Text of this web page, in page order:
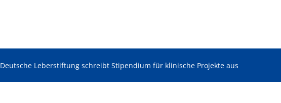
Deutsche Leberstiftung schreibt Stipendium für klinische Projekte aus